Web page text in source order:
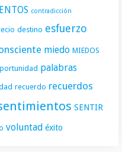
contradicción
destino esfuerzo
miedo MIEDOS
palabras
recuerdo recuerdos
SENTIR
voluntad éxito